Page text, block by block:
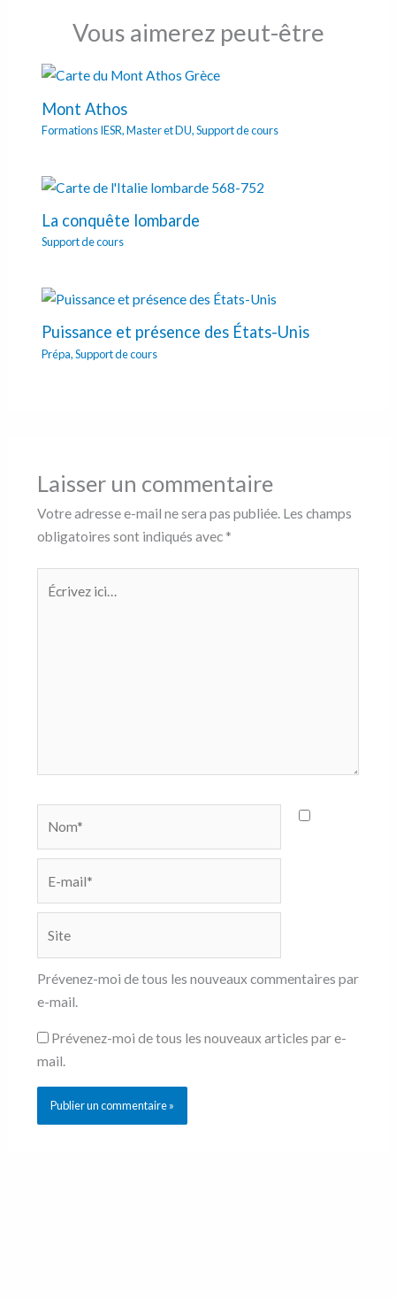
Vous aimerez peut-être
Mont Athos
Formations IESR,Master et DU,Support de cours
La conquête lombarde
Support de cours
Puissance et présence des États-Unis
Prépa,Support de cours
Laisser un commentaire
Votre adresse e-mail ne sera pas publiée. Les champs
obligatoires sont indiqués avec *
mail*
Prévenez-moi de tous les nouveaux commentaires par
e-mail.
Prévenez-moi de tous les nouveaux articles par e-
mail.